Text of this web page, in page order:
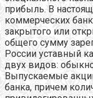
прибыль. В
коммерческих
закрытого или
общего сумму
России уставный
двух видов:
Выпускаемые
банка, причем